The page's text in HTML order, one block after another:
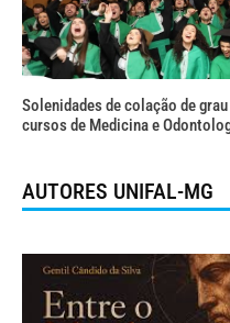
Solenidades de colação de
cursos de Medicina e
AUTORES UNIFAL-MG